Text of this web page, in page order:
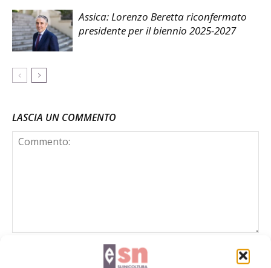
Assica: Lorenzo Beretta riconfermato
presidente per il biennio 2025-2027
LASCIA UN COMMENTO